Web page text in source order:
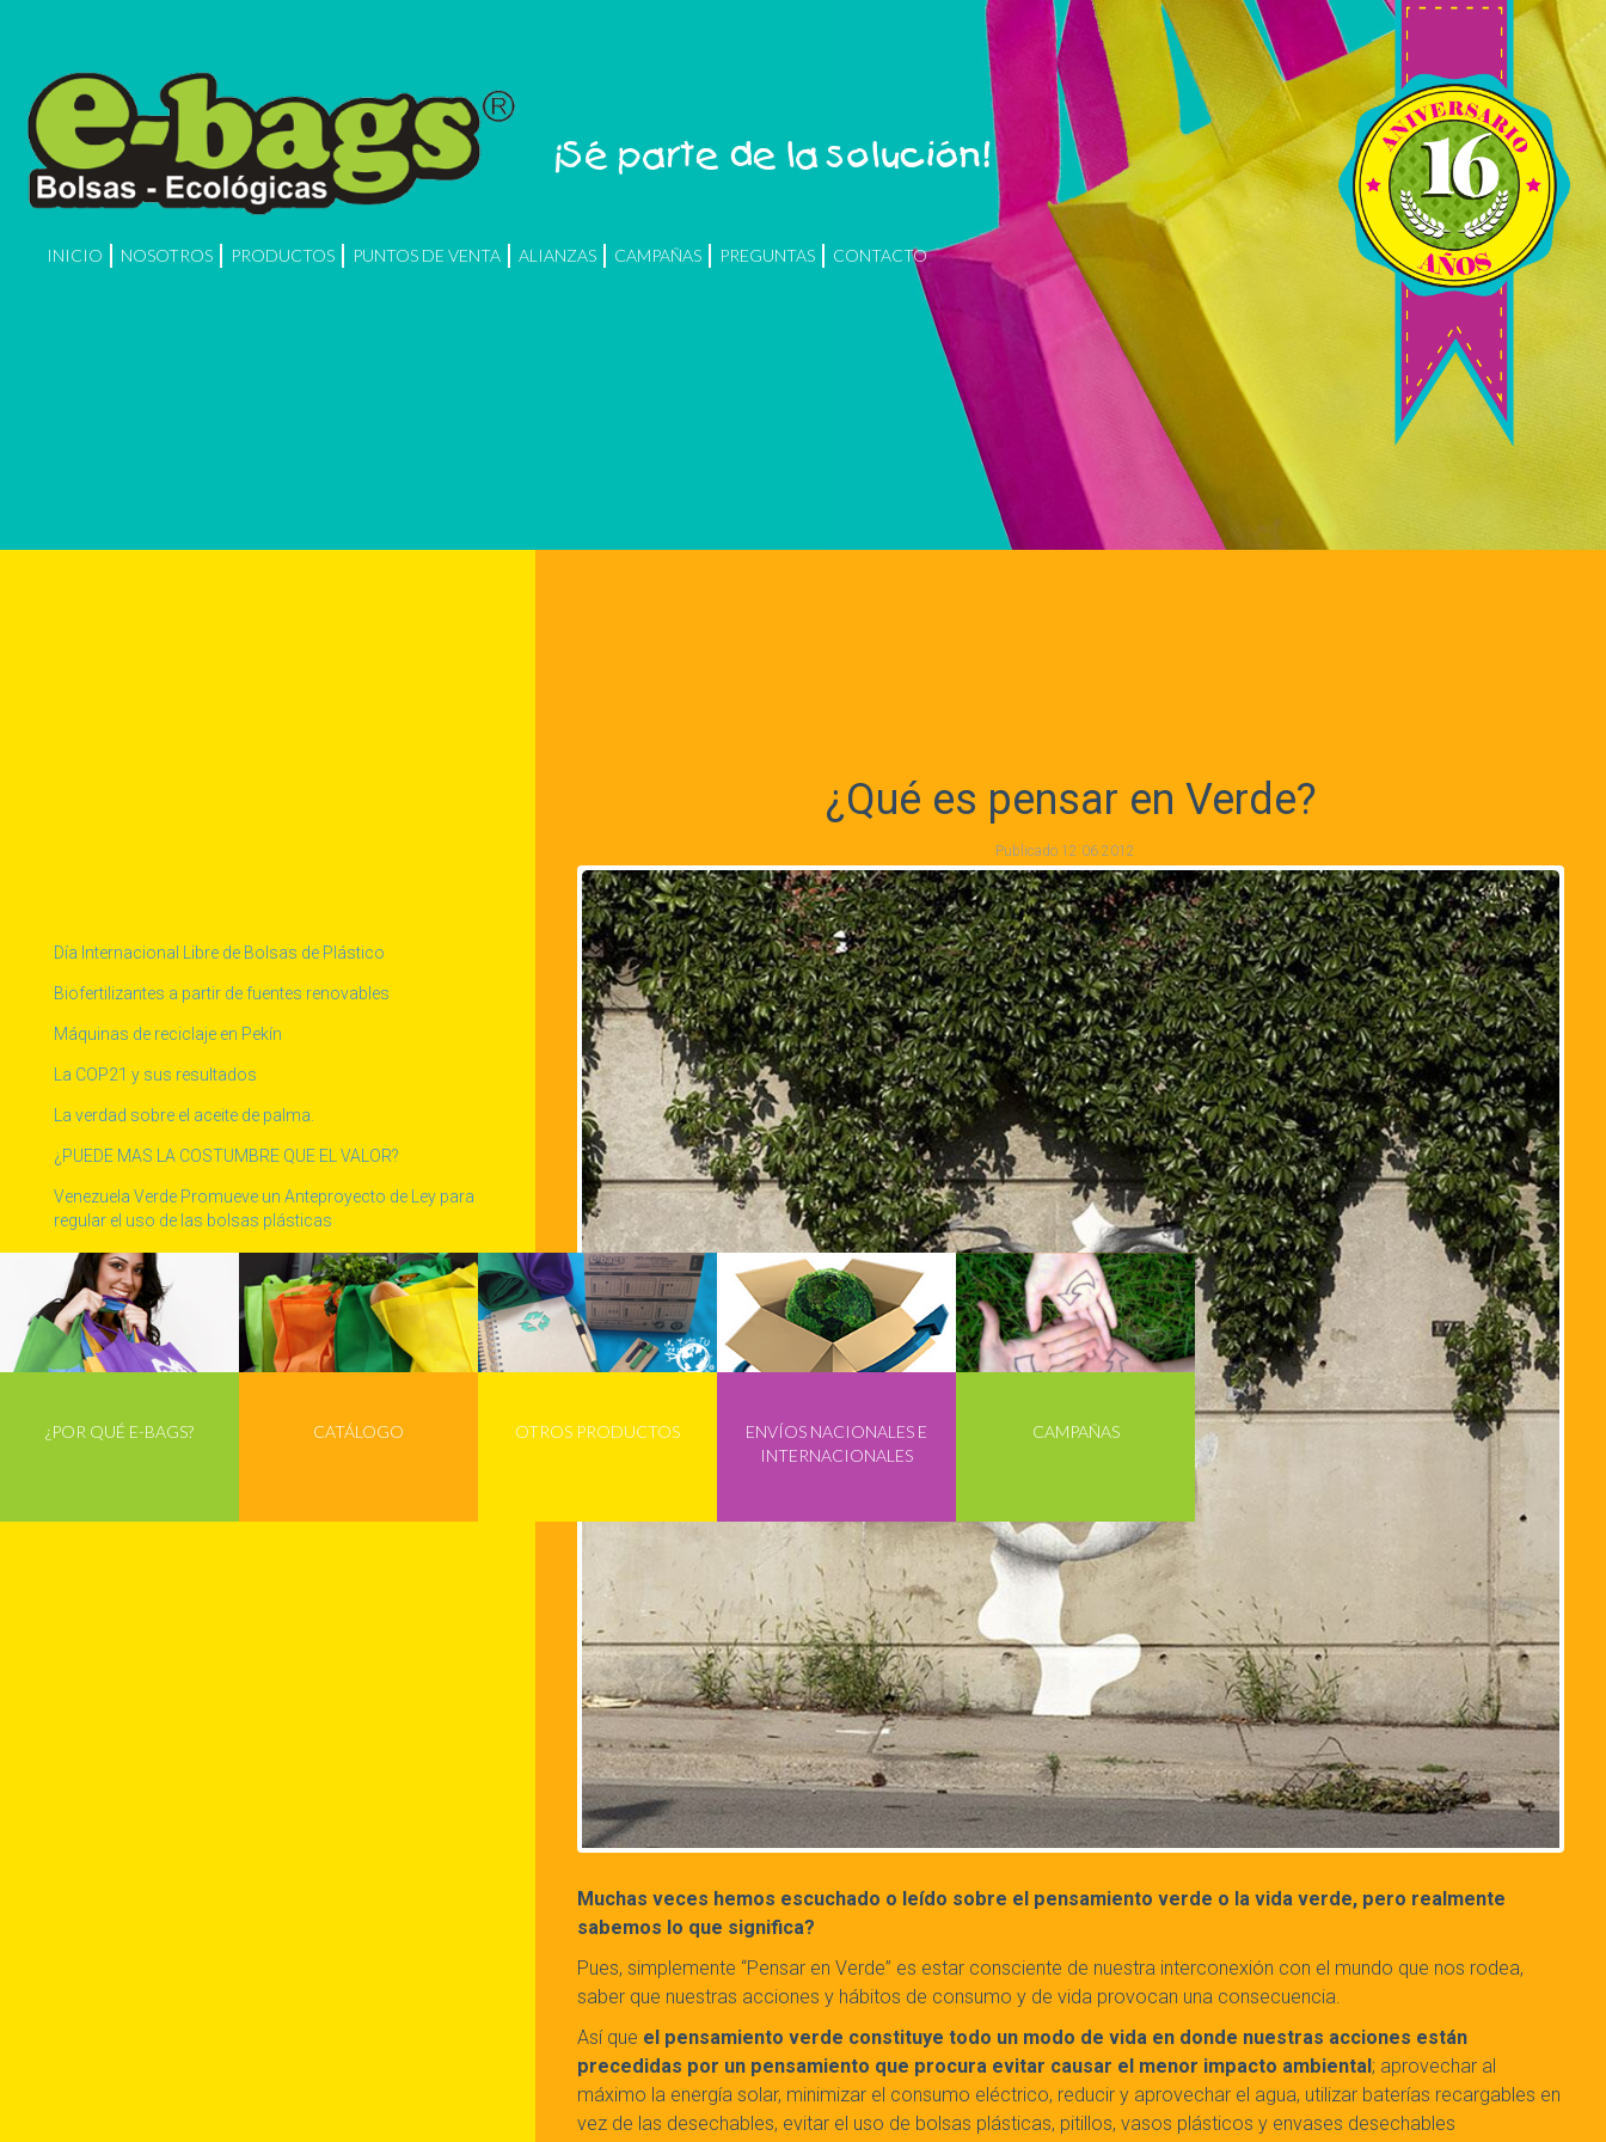
¡Sé parte de la solución!
INICIO NOSOTROS PRODUCTOS PUNTOS DE VENTA ALIANZAS CAMPAÑAS PREGUNTAS CONTACTO
¿POR QUÉ E-BAGS? CATÁLOGO OTROS PRODUCTOS
ENVÍOS NACIONALES E
INTERNACIONALES
CAMPAÑAS
Día Internacional Libre de Bolsas de Plástico
Biofertilizantes a partir de fuentes renovables
Máquinas de reciclaje en Pekín
La COP21 y sus resultados
La verdad sobre el aceite de palma.
¿PUEDE MAS LA COSTUMBRE QUE EL VALOR?
Venezuela Verde Promueve un Anteproyecto de Ley para
regular el uso de las bolsas plásticas
Día Internacional de la Lucha contra el Sida
Somos sociales!
Día Internacional libre de bolsas plásticas
Tweets por @ebagsve
¿Qué es pensar en Verde?
Publicado 12 06 2012
Muchas veces hemos escuchado o leído sobre el pensamiento verde o la vida verde, pero realmente
sabemos lo que significa?
Pues, simplemente “Pensar en Verde” es estar consciente de nuestra interconexión con el mundo que nos rodea,
saber que nuestras acciones y hábitos de consumo y de vida provocan una consecuencia.
Así que el pensamiento verde constituye todo un modo de vida en donde nuestras acciones están
precedidas por un pensamiento que procura evitar causar el menor impacto ambiental; aprovechar al
máximo la energía solar, minimizar el consumo eléctrico, reducir y aprovechar el agua, utilizar baterías recargables en
vez de las desechables, evitar el uso de bolsas plásticas, pitillos, vasos plásticos y envases desechables